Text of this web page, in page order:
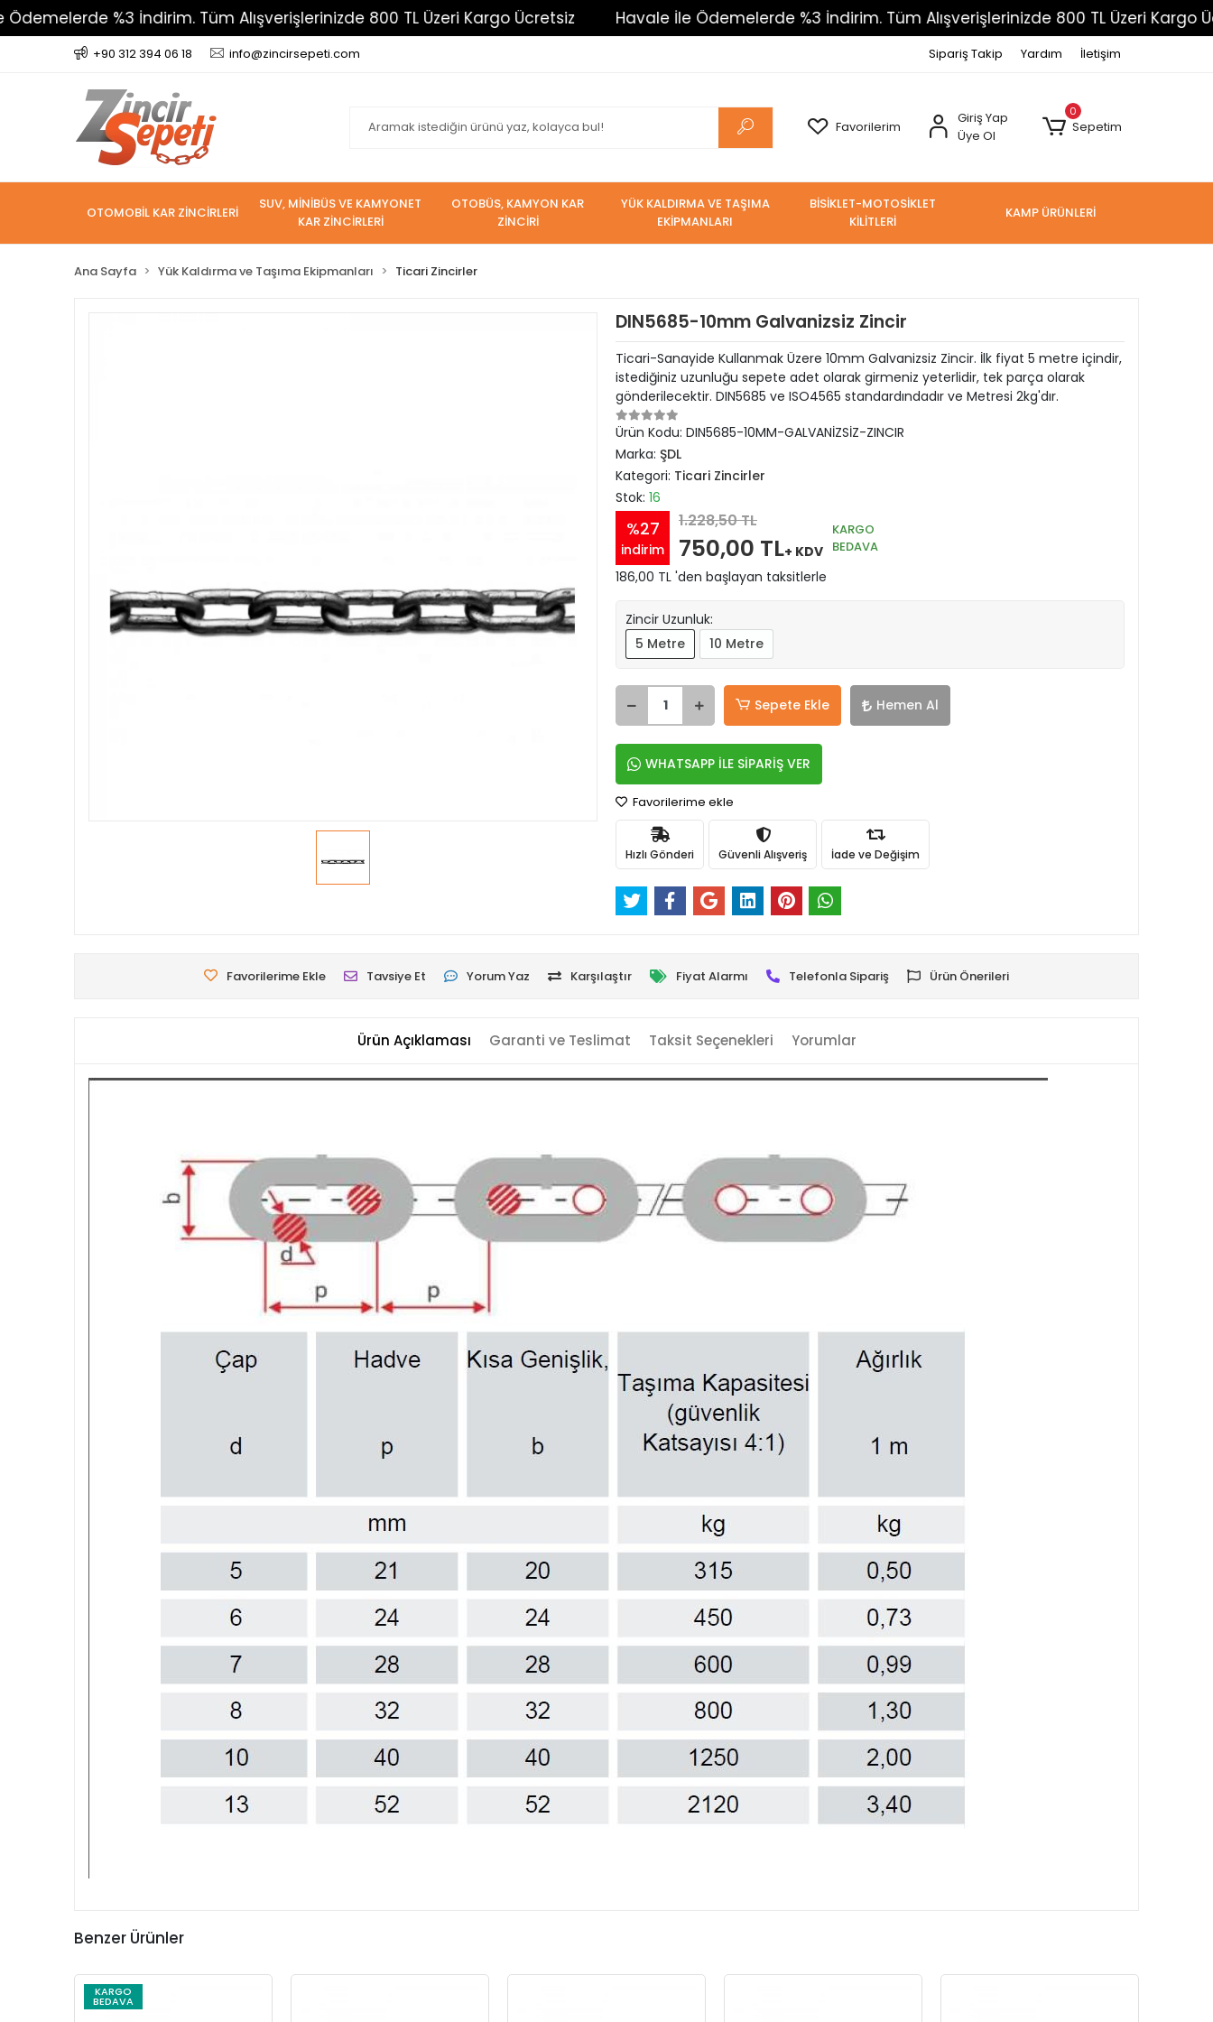
%3 İndirim. Tüm Alışverişlerinizde 800 TL Üzeri Kargo Ücretsiz Havale İle Ödemelerde %3 İndirim. Tüm Alışverişlerinizde 800 TL Üzeri Kargo Ücretsiz
+90 312 394 06 18 info@zincirsepeti.com Sipariş Takip Yardım İletişim
Favorilerim
Giriş Yap
Üye Ol
0
Sepetim
OTOMOBİL KAR ZİNCİRLERİ
SUV, MİNİBÜS VE KAMYONET
KAR ZİNCİRLERİ
OTOBÜS, KAMYON KAR
ZİNCİRİ
YÜK KALDIRMA VE TAŞIMA
EKİPMANLARI
BİSİKLET-MOTOSİKLET
KİLİTLERİ
KAMP ÜRÜNLERİ
Ana Sayfa Yük Kaldırma ve Taşıma Ekipmanları Ticari Zincirler
DIN5685-10mm Galvanizsiz Zincir
Ticari-Sanayide Kullanmak Üzere 10mm Galvanizsiz Zincir. İlk fiyat 5 metre içindir,
istediğiniz uzunluğu sepete adet olarak girmeniz yeterlidir, tek parça olarak
gönderilecektir. DIN5685 ve ISO4565 standardındadır ve Metresi 2kg'dır.
Ürün Kodu: DIN5685-10MM-GALVANİZSİZ-ZINCIR
Marka: ŞDL
Kategori: Ticari Zincirler
Stok: 16
%27
indirim
1.228,50 TL
750,00 TL+ KDV
KARGO
BEDAVA
186,00 TL 'den başlayan taksitlerle
Zincir Uzunluk:
5 Metre
10 Metre
Sepete Ekle Hemen Al
WHATSAPP İLE SİPARİŞ VER
Favorilerime ekle
Hızlı Gönderi Güvenli Alışveriş İade ve Değişim
Favorilerime Ekle Tavsiye Et Yorum Yaz Karşılaştır Fiyat Alarmı Telefonla Sipariş Ürün Önerileri
Ürün Açıklaması Garanti ve Teslimat Taksit Seçenekleri Yorumlar
Benzer Ürünler
KARGO
BEDAVA